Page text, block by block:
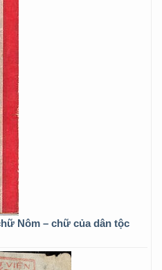
Nôm – chữ của dân tộc